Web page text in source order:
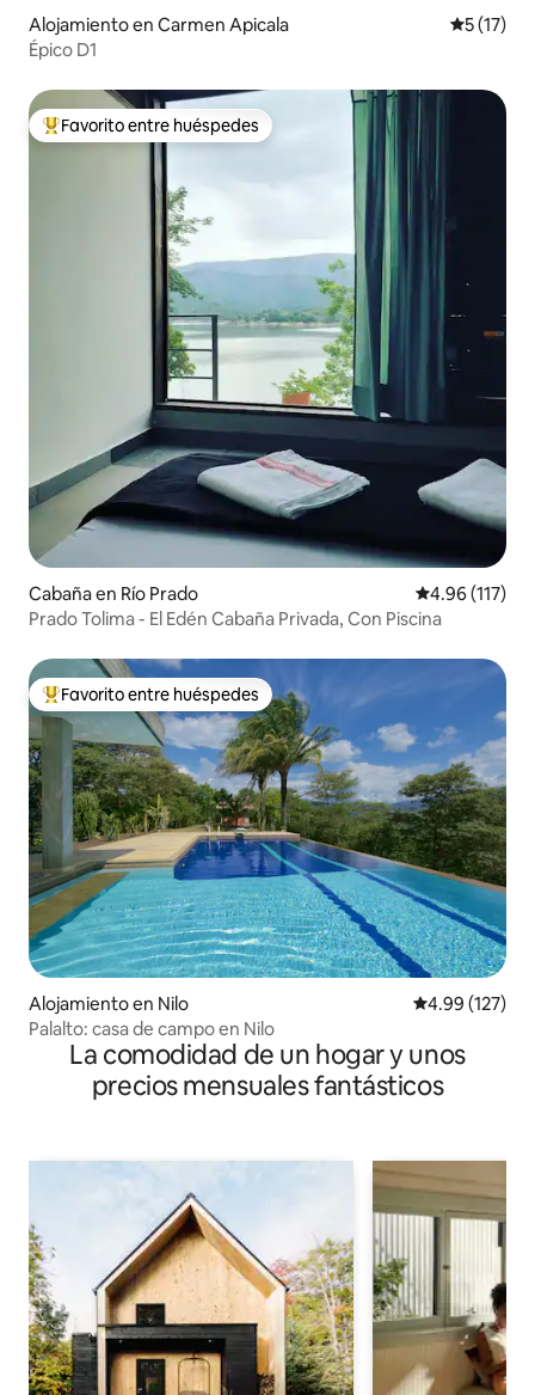
Alojamiento en Carmen Apicala
5 (17)
Épico D1
Favorito entre huéspedes preferido
Favorito entre huéspedes
Cabaña en Río Prado Calificación
4.96 (117)
Prado Tolima - El Edén Cabaña Privada, Con Piscina
Favorito entre huéspedes preferido
Favorito entre huéspedes
Alojamiento en Nilo Calificación
4.99 (127)
Palalto: casa de campo en Nilo
La comodidad de un hogar y unos
precios mensuales fantásticos